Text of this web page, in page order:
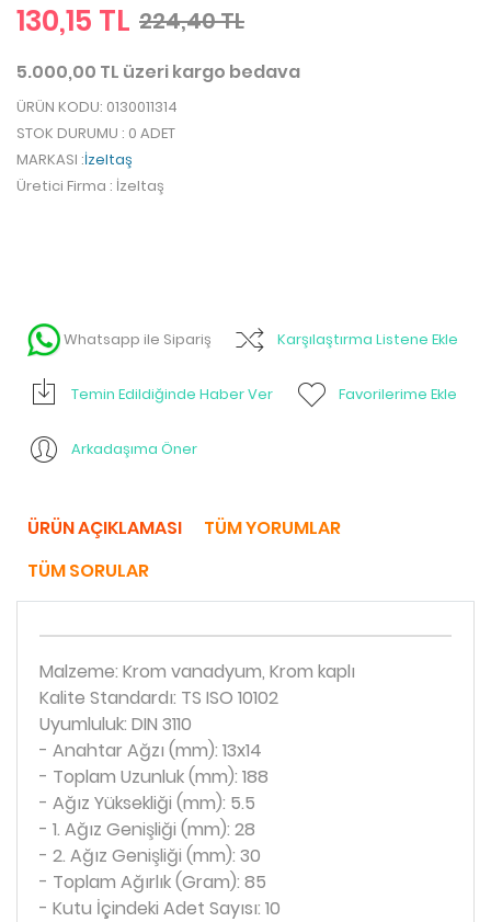
130,15 TL 224,40 TL
5.000,00 TL üzeri kargo bedava
ÜRÜN KODU: 0130011314
STOK DURUMU : 0 ADET
MARKASI :İzeltaş
Üretici Firma : İzeltaş
Whatsapp ile Sipariş Karşılaştırma Listene Ekle
Temin Edildiğinde Haber Ver Favorilerime Ekle
Arkadaşıma Öner
ÜRÜN AÇIKLAMASI
TÜM YORUMLAR
TÜM SORULAR
Malzeme: Krom vanadyum, Krom kaplı
Kalite Standardı: TS ISO 10102
Uyumluluk: DIN 3110
- Anahtar Ağzı (mm): 13x14
- Toplam Uzunluk (mm): 188
- Ağız Yüksekliği (mm): 5.5
- 1. Ağız Genişliği (mm): 28
- 2. Ağız Genişliği (mm): 30
- Toplam Ağırlık (Gram): 85
- Kutu İçindeki Adet Sayısı: 10